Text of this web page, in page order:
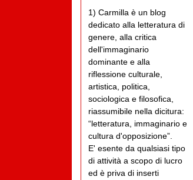
1) Carmilla è un blog
dedicato alla letteratura di
genere, alla critica
dell'immaginario
dominante e alla
riflessione culturale,
artistica, politica,
sociologica e filosofica,
riassumibile nella dicitura:
“letteratura, immaginario e
cultura d'opposizione”.
E' esente da qualsiasi tipo
di attività a scopo di lucro
ed è priva di inserti